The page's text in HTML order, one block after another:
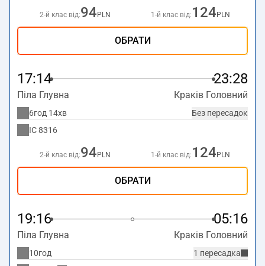
2-й клас від:94 PLN 1-й клас від: 124 PLN
ОБРАТИ
17:14 23:28
Піла Глувна Краків Головний
Без пересадок
6год 14хв
IC8316
2-й клас від:94 PLN 1-й клас від: 124 PLN
ОБРАТИ
19:16 05:16
Піла Глувна Краків Головний
1 пересадка
10год